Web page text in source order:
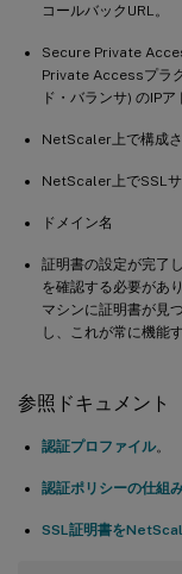
コールバックURL。
Secure Private
Private Accessプラ
ド・バランサ) のIPア
NetScaler上で構成さ
NetScaler上でSSLサ
ドメイン名
証明書の設定が完了
を確認する必要があ
マシンに証明書が見
し、これが常に機能
参照ドキュメント
認証プロファイル。
認証ポリシーの仕組
SSL証明書を